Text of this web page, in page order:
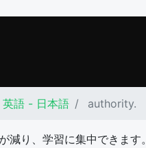
英語 - 日本語 authority.
減り、学習に集中できます。